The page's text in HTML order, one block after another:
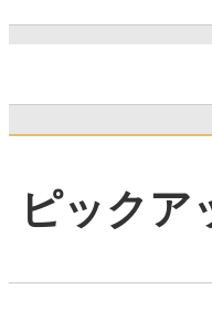
ピックア